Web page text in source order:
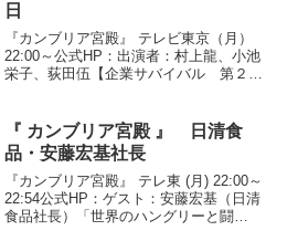
日
『カンブリア宮殿』 テレビ東京（月）
22:00～公式HP：出演者：村上龍、小池
栄子、荻田伍【企業サバイバル 第２
底を知る営業の鬼』東京・新宿にあるビ
ヤホ...
『 カンブリア宮殿 』 日清食
品・安藤宏基社長
『カンブリア宮殿』 テレ東 (月) 22:00～
22:54公式HP：ゲスト：安藤宏基（日清
食品社長）「世界のハングリーと闘